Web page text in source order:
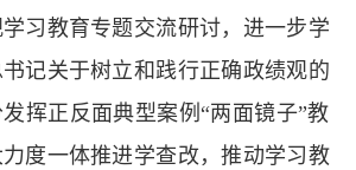
习教育专题交流研讨，进一步学
记关于树立和践行正确政绩观的
挥正反面典型案例“两面镜子”教
度一体推进学查改，推动学习教